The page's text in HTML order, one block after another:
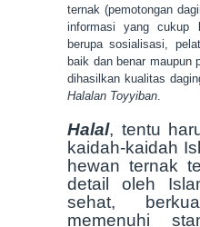
ternak (pemotongan
informasi yang cukup
berupa sosialisasi,
baik dan benar maupun
dihasilkan kualitas
Halalan Toyyiban.
Halal, tentu
kaidah-kaidah
hewan ternak
detail oleh
sehat,
memenuhi